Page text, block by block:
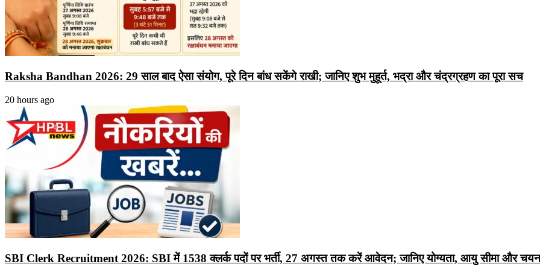
Raksha Bandhan 2026: 29 साल बाद ऐसा संयोग, पूरे दिन बांध सकेंगे राखी; जानिए शुभ मुहूर्त, भद्रा और चंद्रग्रहण का पूरा सच
20 hours ago
SBI Clerk Recruitment 2026: SBI में 1538 क्लर्क पदों पर भर्ती, 27 अगस्त तक करें आवेदन; जानिए योग्यता, आयु सीमा और चयन